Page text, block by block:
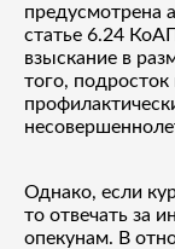
предусмотрена
статье 6.24
взыскание в
того,
Однако, если
то отвечать за
опекунам. В